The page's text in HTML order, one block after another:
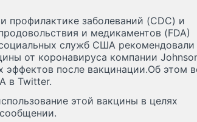
заболеваний (CDC) и
и медикаментов (FDA)
служб США рекомендовали
от коронавируса компании
после вакцинации.Об этом
в Twitter.
этой вакцины в целях